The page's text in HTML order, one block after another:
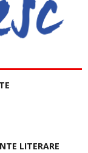
LITERARE